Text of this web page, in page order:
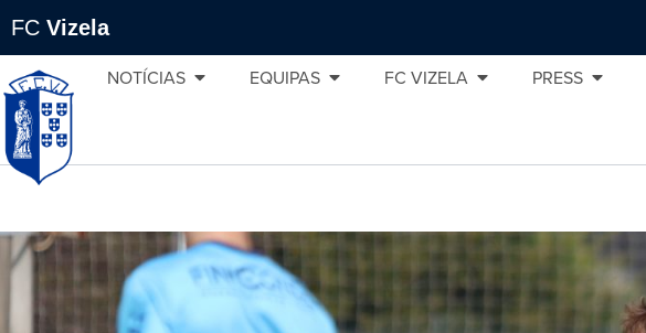
FC Vizela
NOTÍCIAS EQUIPAS FC VIZELA PRESS